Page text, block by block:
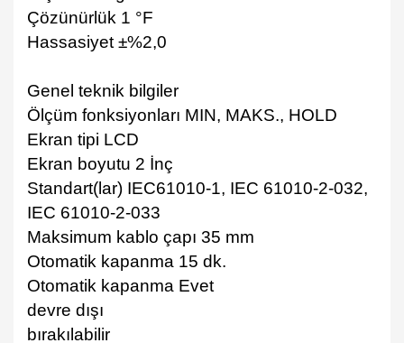
Çözünürlük 1 °F
Hassasiyet ±%2,0
Genel teknik bilgiler
Ölçüm fonksiyonları MIN, MAKS., HOLD
Ekran tipi LCD
Ekran boyutu 2 İnç
Standart(lar) IEC61010-1, IEC 61010-2-032,
IEC 61010-2-033
Maksimum kablo çapı 35 mm
Otomatik kapanma 15 dk.
Otomatik kapanma Evet
devre dışı
bırakılabilir